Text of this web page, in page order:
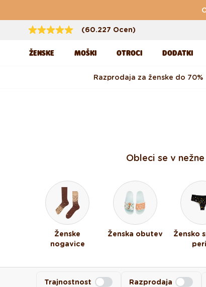
(60.227 Ocen)
ŽENSKE MOŠKI OTROCI DODATKI
Razprodaja za ženske do 70%
Obleci se v
Ženske
nogavice
Ženska obutev
Žensko
Trajnostnost Razprodaja